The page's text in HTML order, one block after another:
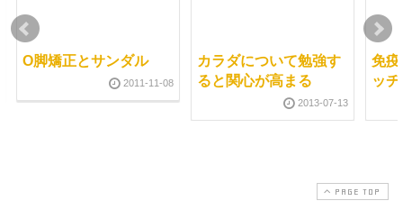
O脚矯正とサンダル
2011-11-08
カラダについて勉強す
ると関心が高まる
2013-07-13
免
ッ
PAGE TOP